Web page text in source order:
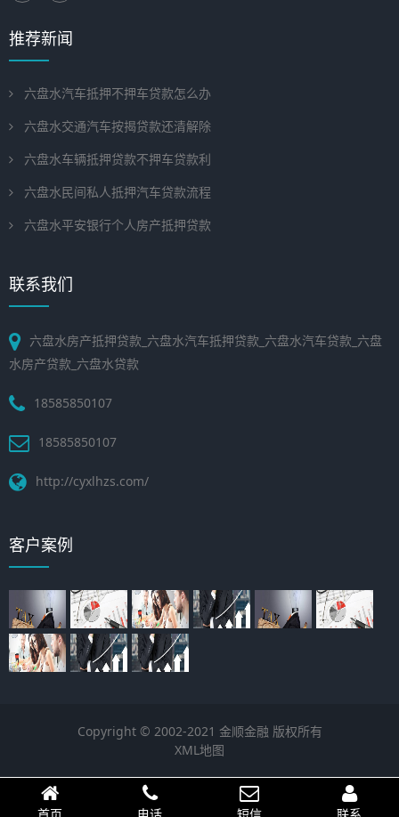
推荐新闻
六盘水汽车抵押不押车贷款怎么办
六盘水交通汽车按揭贷款还清解除
六盘水车辆抵押贷款不押车贷款利
六盘水民间私人抵押汽车贷款流程
六盘水平安银行个人房产抵押贷款
联系我们
六盘水房产抵押贷款_六盘水汽车抵押贷款_六盘水汽车贷款_六盘
水房产贷款_六盘水贷款
18585850107
18585850107
http://cyxlhzs.com/
客户案例
Copyright © 2002-2021 金顺金融 版权所有
XML地图